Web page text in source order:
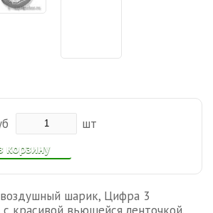
корзину
шт
шарик, Цифра 3